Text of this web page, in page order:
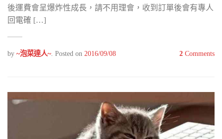
後運費會呈爆炸性成長，請不用理會，收到訂單後會有專人
回電確 […]
by ~泡菜達人~ Posted on 2016/09/08 2 Comments